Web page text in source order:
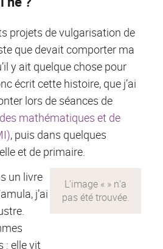
projets de vulgarisation de
que devait comporter ma
y ait quelque chose pour
écrit cette histoire, que j’ai
lors de séances de
mathématiques et de
, puis dans quelques
et de primaire.
un livre
j’ai
: elle vit